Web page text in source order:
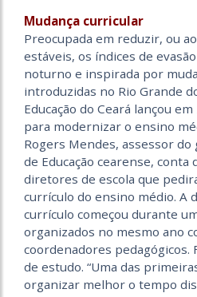
Mudança curricular
Preocupada em reduzir, ou
estáveis, os índices de
noturno e inspirada por
introduzidas no Rio Grande
Educação do Ceará lançou
para modernizar o ensino
Rogers Mendes, assessor
de Educação cearense,
diretores de escola que
currículo do ensino médio. A
currículo começou durante
organizados no mesmo ano
coordenadores pedagógicos.
de estudo. “Uma das
organizar melhor o tempo